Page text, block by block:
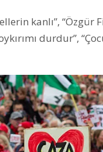
kanlı”, “Özgür
durdur”,